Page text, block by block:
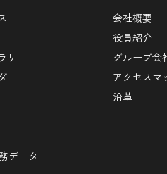
リ
ー
データ
会社概要
役員紹介
グループ会
アクセスマ
沿革